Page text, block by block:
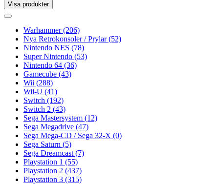
Visa produkter
Toggle
Toggle
navigationWarhammer(206)
Nya Retrokonsoler / Prylar(52)
Nintendo NES (78)
Super Nintendo (53)
Nintendo 64 (36)
Gamecube (43)
Wii (288)
Wii-U (41)
Switch (192)
Switch 2 (43)
Sega Mastersystem (12)
Sega Megadrive (47)
Sega Mega-CD / Sega 32-X (0)
Sega Saturn (5)
Sega Dreamcast (7)
Playstation 1 (55)
Playstation 2 (437)
Playstation 3 (315)